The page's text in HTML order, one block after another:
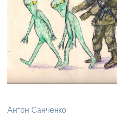
Антон Санченко